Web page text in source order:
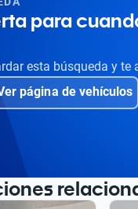
para
esta búsqueda y te
página de vehículos